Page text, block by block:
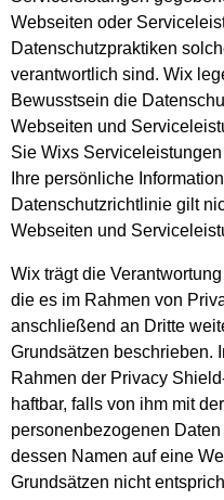
Webseiten oder
Datenschutzpraktiken
verantwortlich sind. Wix
Bewusstsein die
Webseiten und
Sie Wixs
Ihre persönliche
Datenschutzrichtlinie gilt
Webseiten und
Wix trägt die
die es im Rahmen von
anschließend an Dritte
Grundsätzen beschrieben.
Rahmen der Privacy
haftbar, falls von ihm mit
personenbezogenen
dessen Namen auf eine
Grundsätzen nicht